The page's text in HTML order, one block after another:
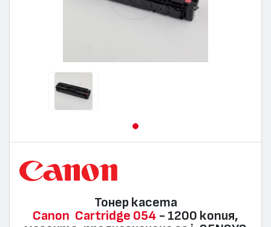
Тонер касета
Canon Cartridge 054 - 1200 копия,